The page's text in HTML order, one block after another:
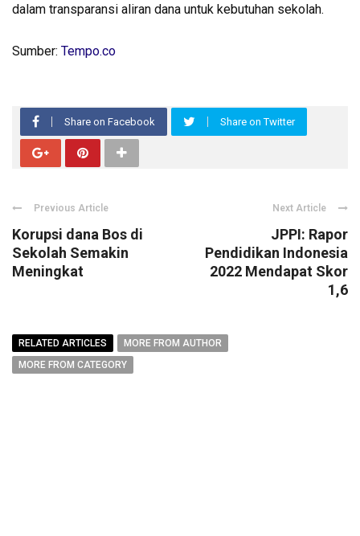
dalam transparansi aliran dana untuk kebutuhan sekolah.
Sumber: Tempo.co
Share on Facebook Share on Twitter
Previous Article
Korupsi dana Bos di
Sekolah Semakin
Meningkat
Next Article
JPPI: Rapor
Pendidikan Indonesia
2022 Mendapat Skor
1,6
RELATED ARTICLES
MORE FROM AUTHOR
MORE FROM CATEGORY